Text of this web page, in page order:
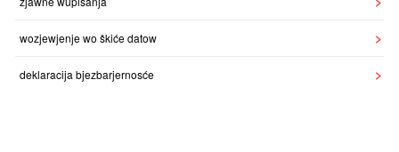
wozjewjenje wo škiće datow
deklaracija bjezbarjernosće